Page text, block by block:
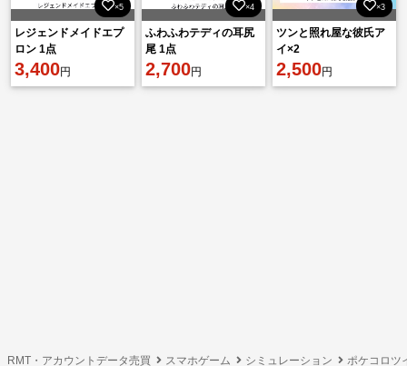
×5
レジェンドメイドエプ
ロン 1点
3,400円
×4
ふわふわテディの耳尻
尾 1点
2,700円
×3
ツンと照れ屋な彼氏ア
イ×2
2,500円
RMT・アカウントデータ売買 スマホゲーム シミュレーション ポケコロツ